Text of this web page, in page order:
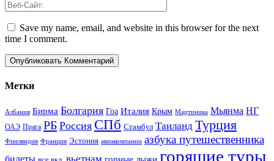
Save my name, email, and website in this browser for the next
time I comment.
Метки
Албания Бирма Болгария Гоа Италия Крым Мартиника Мьянма НГ
ОАЭ Прага РБ Россия СПб Стамбул Таиланд Турция
Финляндия Франция Эстония авиакомпании азбука путешественника
горящие туры